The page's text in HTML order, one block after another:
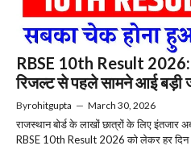
RBSE 10th Result 2026:
रिजल्ट से पहले सामने आई बड़ी
Byrohitgupta — March 30, 2026
राजस्थान बोर्ड के लाखों छात्रों के लिए इंतजार
RBSE 10th Result 2026 को लेकर हर दिन